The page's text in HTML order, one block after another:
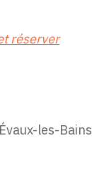
réserver
les-Bains